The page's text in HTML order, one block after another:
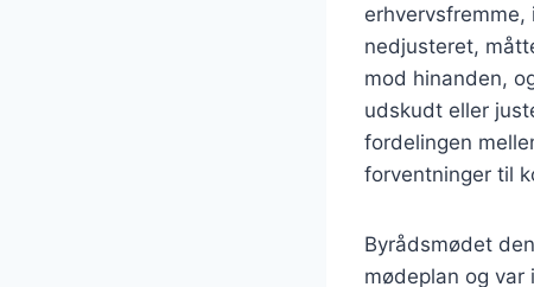
nedjusteret,
mod hinanden,
udskudt eller
fordelingen
forventninger til
Byrådsmødet
mødeplan og